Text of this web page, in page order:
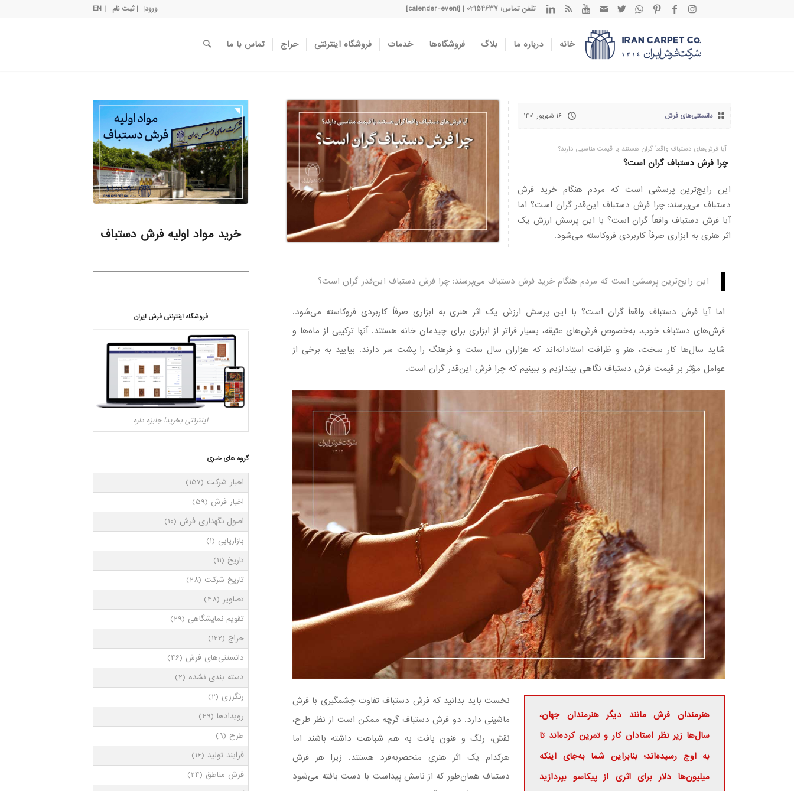
ورود | ثبت نام | EN تلفن تماس: 02154637 | [calender-event]
خانه درباره ما بلاگ فروشگاه‌ها خدمات فروشگاه اینترنتی حراج تماس با ما
دانستنی‌های فرش ۱۶ شهریور ۱۴۰۱
آیا فرش‌های دستباف واقعاً گران هستند یا قیمت مناسبی دارند؟
چرا فرش دستباف گران است؟
این رایج‌ترین پرسشی است که مردم هنگام خرید فرش
دستباف می‌پرسند: چرا فرش دستباف این‌قدر گران است؟ اما
آیا فرش دستباف واقعاً گران است؟ با این پرسش ارزش یک
اثر هنری به ابزاری صرفاً کاربردی فروکاسته می‌شود.
این رایج‌ترین پرسشی است که مردم هنگام خرید فرش دستباف می‌پرسند: چرا فرش دستباف این‌قدر گران است؟
اما آیا فرش دستباف واقعاً گران است؟ با این پرسش ارزش یک اثر هنری به ابزاری صرفاً کاربردی فروکاسته می‌شود.
فرش‌های دستباف خوب، به‌خصوص فرش‌های عتیقه، بسیار فراتر از ابزاری برای چیدمان خانه هستند. آنها ترکیبی از ماه‌ها و
شاید سال‌ها کار سخت، هنر و ظرافت استادانه‌اند که هزاران سال سنت و فرهنگ را پشت سر دارند. بیایید به برخی از
عوامل مؤثر بر قیمت فرش دستباف نگاهی بیندازیم و ببینیم که چرا فرش این‌قدر گران است.
هنرمندان فرش مانند دیگر هنرمندان جهان،
سال‌ها زیر نظر استادان کار و تمرین کرده‌اند تا
به اوج رسیده‌اند؛ بنابراین شما به‌جای اینکه
میلیون‌ها دلار برای اثری از پیکاسو بپردازید
نخست باید بدانید که فرش دستباف تفاوت چشمگیری با فرش
ماشینی دارد. دو فرش دستباف گرچه ممکن است از نظر طرح،
نقش، رنگ و فنون بافت به هم شباهت داشته باشند اما
هرکدام یک اثر هنری منحصربه‌فرد هستند. زیرا هر فرش
دستباف همان‌طور که از نامش پیداست با دست بافته می‌شود
خرید مواد اولیه فرش دستباف
فروشگاه اینترنتی فرش ایران
اینترنتی بخرید! جایزه داره
گروه های خبری
اخبار شرکت (157)
اخبار فرش (59)
اصول نگهداری فرش (10)
بازاریابی (1)
تاریخ (11)
تاریخ شرکت (28)
تصاویر (48)
تقویم نمایشگاهی (29)
حراج (122)
دانستنی‌های فرش (46)
دسته بندی نشده (2)
رنگرزی (2)
رویدادها(49)
طرح (9)
فرایند تولید (16)
فرش مناطق (24)